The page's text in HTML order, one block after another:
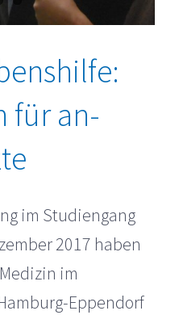
für an­
im Studiengang
2017 haben
im
Eppendorf